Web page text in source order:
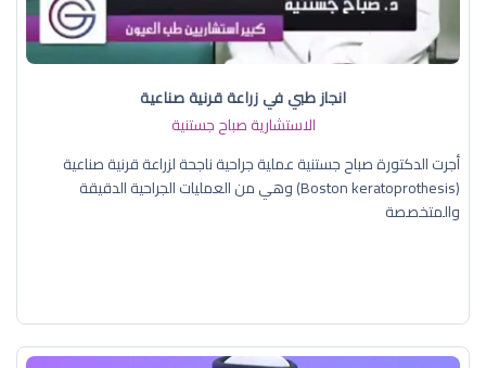
انجاز طبي في زراعة قرنية صناعية
الاستشارية صباح جستنية
أجرت الدكتورة صباح جستنية عملية جراحية ناجحة لزراعة قرنية صناعية
(Boston keratoprothesis) وهي من العمليات الجراحية الدقيقة
والمتخصصة